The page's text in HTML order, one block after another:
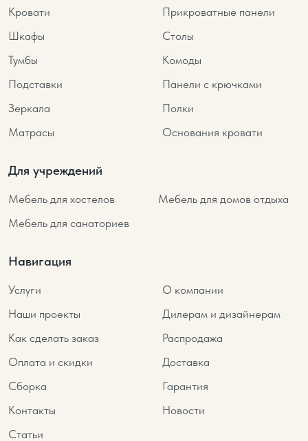
Кровати
Прикроватные панели
Шкафы
Столы
Тумбы
Комоды
Подставки
Панели с крючками
Зеркала
Полки
Матрасы
Основания кровати
Для учреждений
Мебель для хостелов
Мебель для домов отдыха
Мебель для санаториев
Навигация
Услуги
О компании
Наши проекты
Дилерам и дизайнерам
Как сделать заказ
Распродажа
Оплата и скидки
Доставка
Сборка
Гарантия
Контакты
Новости
Статьи